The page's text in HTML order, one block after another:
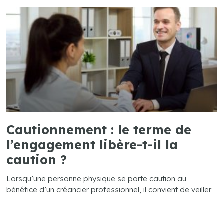
Cautionnement : le terme de
l’engagement libère-t-il la
caution ?
Lorsqu’une personne physique se porte caution au
bénéfice d’un créancier professionnel, il convient de veiller